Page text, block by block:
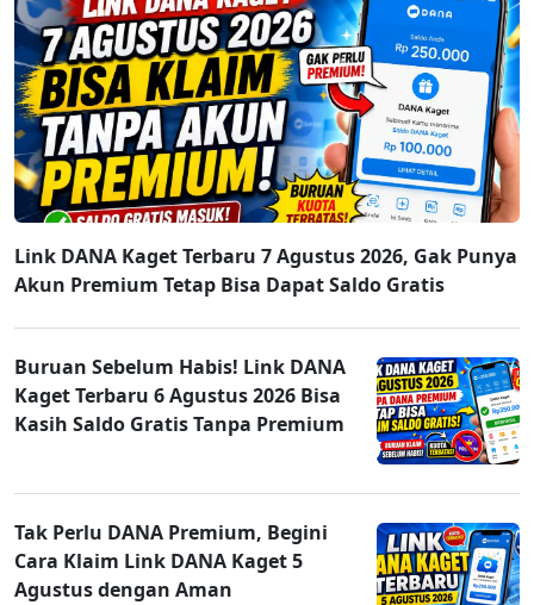
Link DANA Kaget Terbaru 7 Agustus 2026, Gak Punya
Akun Premium Tetap Bisa Dapat Saldo Gratis
Buruan Sebelum Habis! Link DANA
Kaget Terbaru 6 Agustus 2026 Bisa
Kasih Saldo Gratis Tanpa Premium
Tak Perlu DANA Premium, Begini
Cara Klaim Link DANA Kaget 5
Agustus dengan Aman